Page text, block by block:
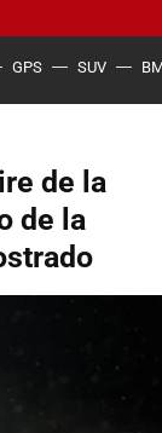
GPS SUV
de la
de la